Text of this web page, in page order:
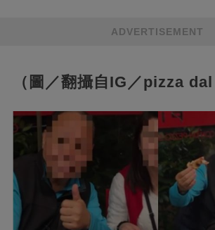
ADVERTISEMENT
（圖／翻攝自IG／pizza dal